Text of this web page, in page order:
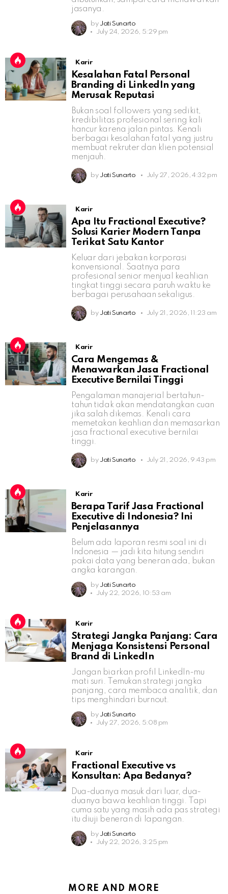
jasanya.
by Jati Sunarto
July 24, 2026, 5:29 pm
Karir
Kesalahan Fatal Personal
Branding di LinkedIn yang
Merusak Reputasi
Bukan soal followers yang sedikit,
kredibilitas profesional sering kali
hancur karena jalan pintas. Kenali
berbagai kesalahan fatal yang justru
membuat rekruter dan klien potensial
menjauh.
by Jati Sunarto July 27, 2026, 4:32 pm
Karir
Apa Itu Fractional Executive?
Solusi Karier Modern Tanpa
Terikat Satu Kantor
Keluar dari jebakan korporasi
konvensional. Saatnya para
profesional senior menjual keahlian
tingkat tinggi secara paruh waktu ke
berbagai perusahaan sekaligus.
by Jati Sunarto July 21, 2026, 11:23 am
Karir
Cara Mengemas &
Menawarkan Jasa Fractional
Executive Bernilai Tinggi
Pengalaman manajerial bertahun-
tahun tidak akan mendatangkan cuan
jika salah dikemas. Kenali cara
memetakan keahlian dan memasarkan
jasa fractional executive bernilai
tinggi.
by Jati Sunarto July 21, 2026, 9:43 pm
Karir
Berapa Tarif Jasa Fractional
Executive di Indonesia? Ini
Penjelasannya
Belum ada laporan resmi soal ini di
Indonesia — jadi kita hitung sendiri
pakai data yang beneran ada, bukan
angka karangan.
by Jati Sunarto
July 22, 2026, 10:53 am
Karir
Strategi Jangka Panjang: Cara
Menjaga Konsistensi Personal
Brand di LinkedIn
Jangan biarkan profil LinkedIn-mu
mati suri. Temukan strategi jangka
panjang, cara membaca analitik, dan
tips menghindari burnout.
by Jati Sunarto
July 27, 2026, 5:08 pm
Karir
Fractional Executive vs
Konsultan: Apa Bedanya?
Dua-duanya masuk dari luar, dua-
duanya bawa keahlian tinggi. Tapi
cuma satu yang masih ada pas strategi
itu diuji beneran di lapangan.
by Jati Sunarto
July 22, 2026, 3:25 pm
MORE AND MORE